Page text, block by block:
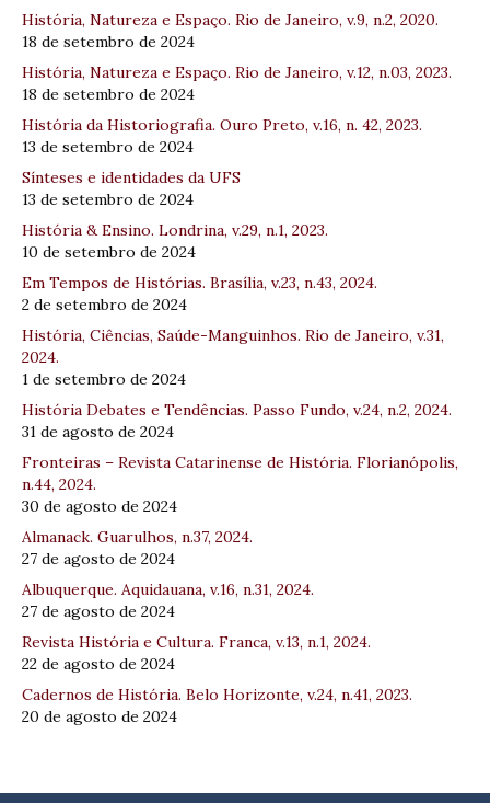
História, Natureza e Espaço. Rio de Janeiro, v.9, n.2, 2020.
18 de setembro de 2024
História, Natureza e Espaço. Rio de Janeiro, v.12, n.03, 2023.
18 de setembro de 2024
História da Historiografia. Ouro Preto, v.16, n. 42, 2023.
13 de setembro de 2024
Sínteses e identidades da UFS
13 de setembro de 2024
História & Ensino. Londrina, v.29, n.1, 2023.
10 de setembro de 2024
Em Tempos de Histórias. Brasília, v.23, n.43, 2024.
2 de setembro de 2024
História, Ciências, Saúde-Manguinhos. Rio de Janeiro, v.31,
2024.
1 de setembro de 2024
História Debates e Tendências. Passo Fundo, v.24, n.2, 2024.
31 de agosto de 2024
Fronteiras – Revista Catarinense de História. Florianópolis,
n.44, 2024.
30 de agosto de 2024
Almanack. Guarulhos, n.37, 2024.
27 de agosto de 2024
Albuquerque. Aquidauana, v.16, n.31, 2024.
27 de agosto de 2024
Revista História e Cultura. Franca, v.13, n.1, 2024.
22 de agosto de 2024
Cadernos de História. Belo Horizonte, v.24, n.41, 2023.
20 de agosto de 2024